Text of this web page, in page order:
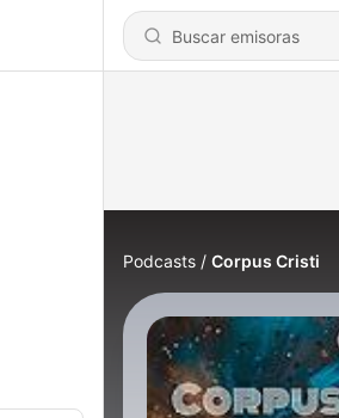
Podcasts Corpus Cristi